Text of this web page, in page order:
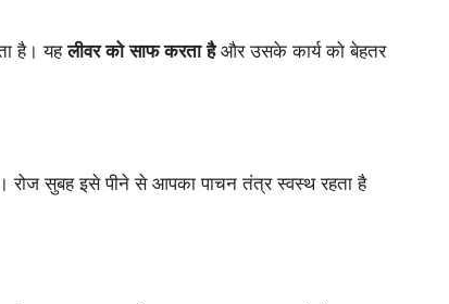
है। यहलीवर को साफ करता हैऔर उसके कार्य को बेहतर
रोज सुबह इसे पीने से आपका पाचन तंत्र स्वस्थ रहता है